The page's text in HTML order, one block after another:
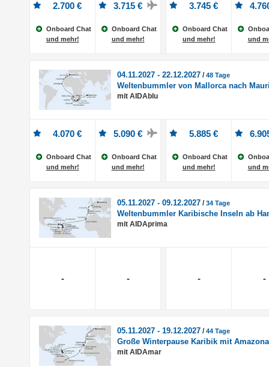
2.700 €
Onboard Chat
und mehr!
3.715 €
Onboard Chat
und mehr!
3.745 €
Onboard Chat
und mehr!
und
04.11.2027 - 22.12.2027 /48 Tage
Weltenbummler von Mallorca nach
mit AIDAblu
4.070 €
Onboard Chat
und mehr!
5.090 €
Onboard Chat
und mehr!
5.885 €
Onboard Chat
und mehr!
und
05.11.2027 - 09.12.2027 /34 Tage
Weltenbummler Karibische Inseln ab
mit AIDAprima
- - - -
05.11.2027 - 19.12.2027 /44 Tage
Große Winterpause Karibik mit
mit AIDAmar